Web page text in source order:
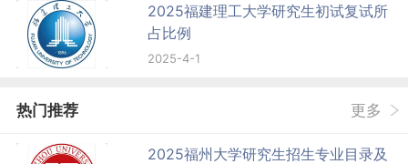
2025福建理工大学研究生初试复试所
占比例
2025-4-1
热门推荐 更多
2025福州大学研究生招生专业目录及